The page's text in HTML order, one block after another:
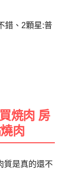
錯、2顆星:普
焼肉 房
肉
質是真的還不